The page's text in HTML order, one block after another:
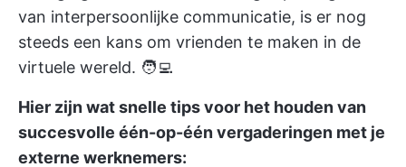
van interpersoonlijke communicatie, is er nog
steeds een kans om vrienden te maken in de
virtuele wereld. 🧑‍💻
Hier zijn wat snelle tips voor het houden van
succesvolle één-op-één vergaderingen met je
externe werknemers: